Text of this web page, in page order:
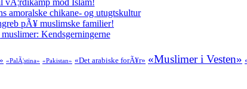
vÃ¦rdikamp mod Islam!
amoralske chikane- og utugtskultur
pÃ¥ muslimske familier!
Kendsgerningerne
«PalÃ¦stina» «Pakistan» «Det arabiske forÃ¥r» «Muslimer i Vesten»